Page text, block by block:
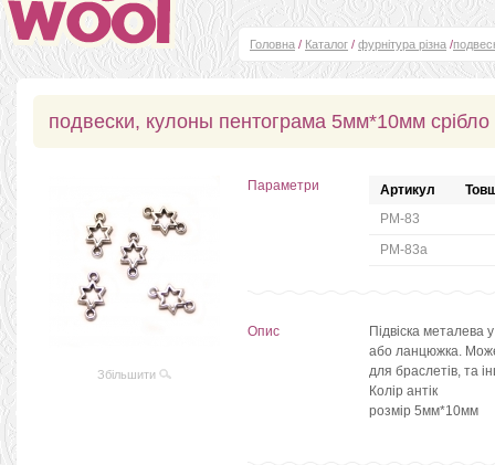
Головна / Каталог / фурнітура різна /
подвески, кулоны пентограма 5мм*10мм срібло
Збільшити
Параметри Артикул
PM-83
PM-83а
Опис
Підвіска металева
або ланцюжка. Може
для браслетів, та
Колір антік
розмір 5мм*10мм